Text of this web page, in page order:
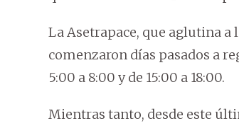
La Asetrapace, que aglutina a
comenzaron días pasados a
5:00 a 8:00 y de 15:00 a 18:00.
Mientras tanto, desde este